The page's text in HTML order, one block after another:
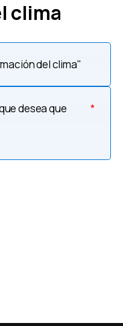
clima
del clima"
*
desea que